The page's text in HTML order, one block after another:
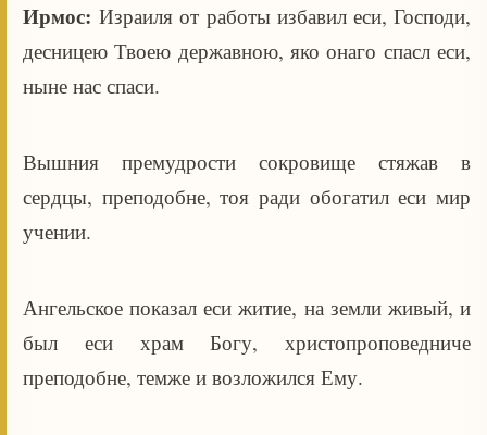
Ирмос:Израиля от работы избавил еси, Господи,
десницею Твоею державною, яко онаго спасл еси,
ныне нас спаси.
Вышния премудрости сокровище стяжав в
сердцы, преподобне, тоя ради обогатил еси мир
учении.
Ангельское показал еси житие, на земли живый, и
был еси храм Богу, христопроповедниче
преподобне, темже и возложился Ему.